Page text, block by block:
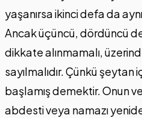
yaşanırsa ikinci defa da
Ancak üçüncü, dördüncü
dikkate alınmamalı,
sayılmalıdır. Çünkü
başlamış demektir. Onun
abdesti veya namazı